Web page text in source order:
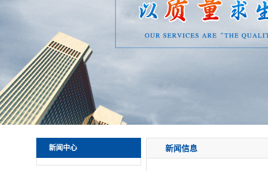
新闻中心 新闻信息